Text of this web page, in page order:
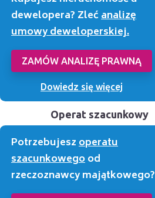
dewelopera? Zlećanalizę
umowy deweloperskiej.
ZAMÓW ANALIZĘ PRAWNĄ
Dowiedz się więcej
Operat szacunkowy
Potrzebujeszoperatu
szacunkowegood
rzeczoznawcy majątkowego?